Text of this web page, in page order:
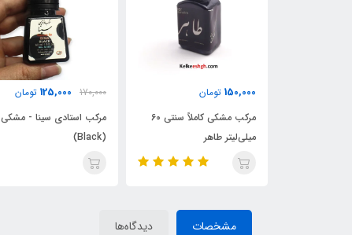
170,000
125,000
مرکب استادی سینا - مشکی
(Black)
175,000 تومان
مرکب یاقوت طلایی 60
میلی‌لیتر امیران (رنگ
مشخصات دیدگاه‌ها